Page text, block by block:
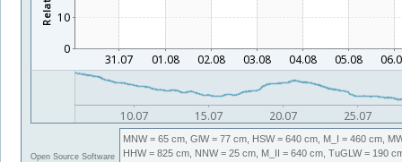
Open Source Software
MNW= 65 cm, GlW= 77 cm, HSW= 640 cm, M_I = 460 cm,
HHW= 825 cm, NNW= 25 cm, M_II = 640 cm, TuGLW= 190